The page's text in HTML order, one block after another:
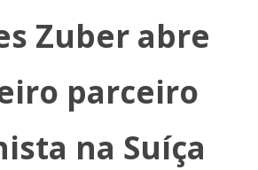
Zuber abre
parceiro
na Suíça